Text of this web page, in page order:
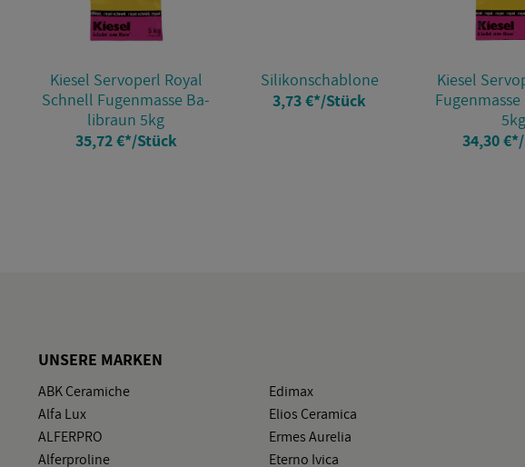
Kie­sel Serv­o­perl Royal
Schnell Fu­gen­mas­se Ba­
li­braun 5kg
35,72 €*/Stück
Si­li­kon­scha­blo­ne
3,73 €*/Stück
Kie­sel
5kg
34,30 €*
UN­SE­RE MAR­KEN
ABK Ce­ra­mi­che
Alfa Lux
AL­FER­PRO
Al­fer­pro­li­ne
Edi­max
Elios Ce­ra­mi­ca
Ermes Au­re­lia
Eter­no Ivica